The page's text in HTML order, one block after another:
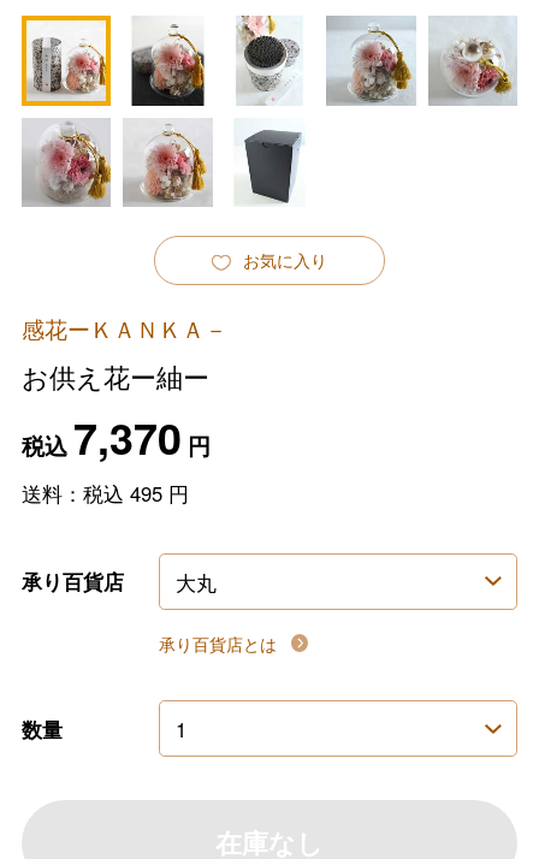
お気に入り
感花ーＫＡＮＫＡ－
お供え花ー紬ー
税込7,370 円
送料：税込 495円
承り百貨店
承り百貨店とは
数量
在庫なし